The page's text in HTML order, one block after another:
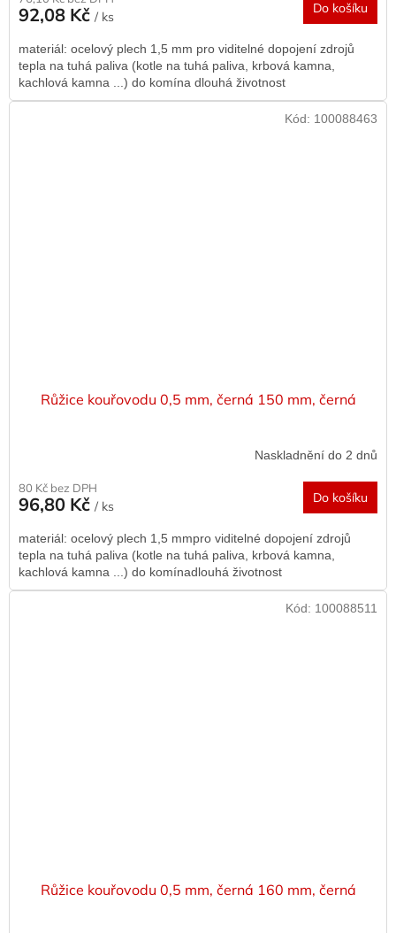
92,08 Kč / ks
Do košíku
materiál: ocelový plech 1,5 mm pro viditelné dopojení zdrojů
tepla na tuhá paliva (kotle na tuhá paliva, krbová kamna,
kachlová kamna ...) do komína dlouhá životnost
Růžice kouřovodu 0,5 mm, černá 150 mm, černá
Naskladnění do 2 dnů
80 Kč bez DPH
96,80 Kč / ks
Do košíku
materiál: ocelový plech 1,5 mmpro viditelné dopojení zdrojů
tepla na tuhá paliva (kotle na tuhá paliva, krbová kamna,
kachlová kamna ...) do komínadlouhá životnost
Kód: 100088463
Růžice kouřovodu 0,5 mm, černá 160 mm, černá
Kód: 100088511